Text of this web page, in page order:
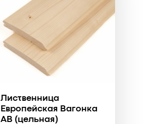
Лиственница
Европейская Вагонка
АВ (цельная)